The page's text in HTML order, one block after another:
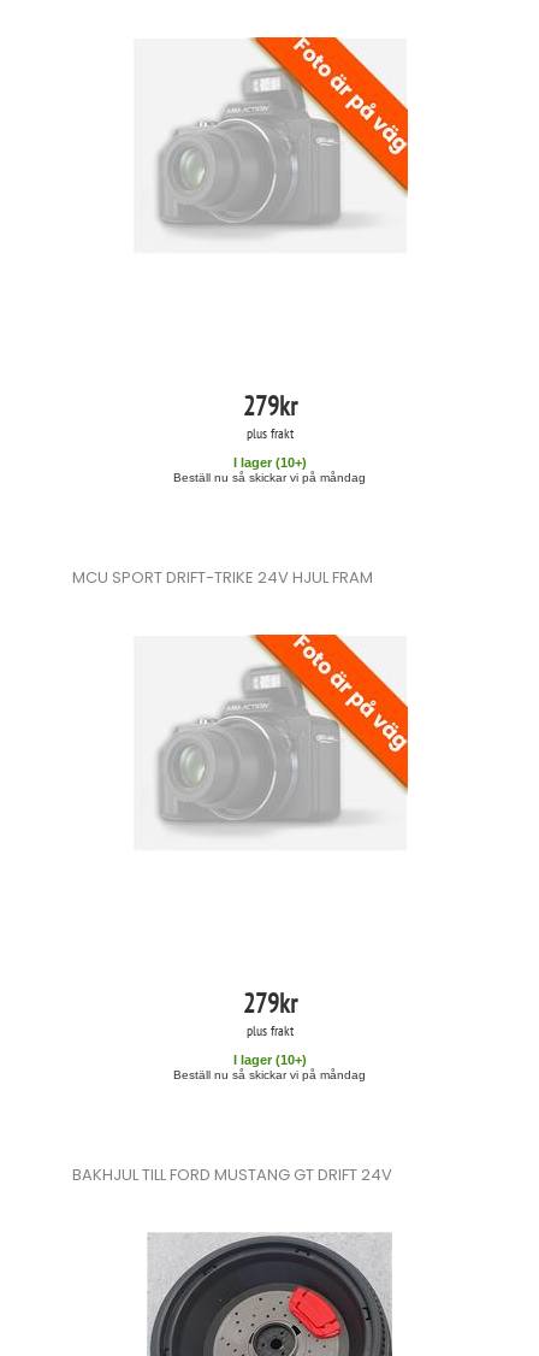
279kr
plus frakt
I lager (10+)
Beställ nu så skickar vi på måndag
MCU SPORT DRIFT-TRIKE 24V HJUL FRAM
279kr
plus frakt
I lager (10+)
Beställ nu så skickar vi på måndag
BAKHJUL TILL FORD MUSTANG GT DRIFT 24V